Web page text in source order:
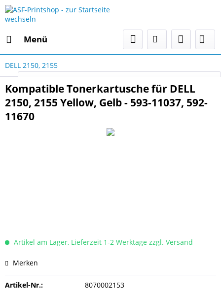
Menü
Select Language
DELL 2150, 2155
Kompatible Tonerkartusche für DELL
2150, 2155 Yellow, Gelb - 593-11037, 592-
11670
Artikel am Lager, Lieferzeit 1-2 Werktage zzgl. Versand
Merken
Artikel-Nr.: 8070002153